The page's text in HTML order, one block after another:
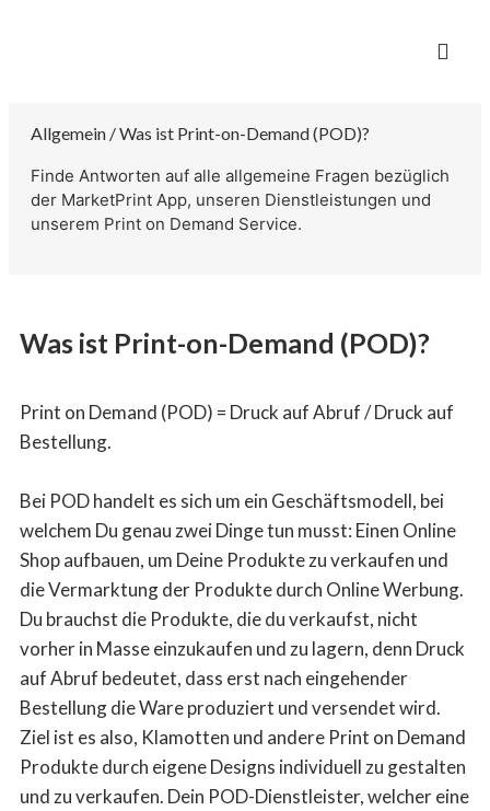
Allgemein / Was ist Print-on-Demand (POD)?
Finde Antworten auf alle allgemeine Fragen bezüglich
der MarketPrint App, unseren Dienstleistungen und
unserem Print on Demand Service.
Was ist Print-on-Demand (POD)?
Print on Demand (POD) = Druck auf Abruf / Druck auf
Bestellung.
Bei POD handelt es sich um ein Geschäftsmodell, bei
welchem Du genau zwei Dinge tun musst: Einen Online
Shop aufbauen, um Deine Produkte zu verkaufen und
die Vermarktung der Produkte durch Online Werbung.
Du brauchst die Produkte, die du verkaufst, nicht
vorher in Masse einzukaufen und zu lagern, denn Druck
auf Abruf bedeutet, dass erst nach eingehender
Bestellung die Ware produziert und versendet wird.
Ziel ist es also, Klamotten und andere Print on Demand
Produkte durch eigene Designs individuell zu gestalten
und zu verkaufen. Dein POD-Dienstleister, welcher eine